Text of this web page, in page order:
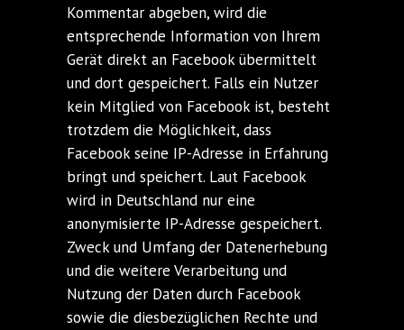
Kommentar abgeben, wird die
entsprechende Information von Ihrem
Gerät direkt an Facebook übermittelt
und dort gespeichert. Falls ein Nutzer
kein Mitglied von Facebook ist, besteht
trotzdem die Möglichkeit, dass
Facebook seine IP-Adresse in Erfahrung
bringt und speichert. Laut Facebook
wird in Deutschland nur eine
anonymisierte IP-Adresse gespeichert.
Zweck und Umfang der Datenerhebung
und die weitere Verarbeitung und
Nutzung der Daten durch Facebook
sowie die diesbezüglichen Rechte und